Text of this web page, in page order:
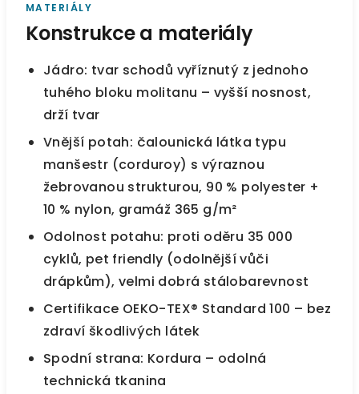
MATERIÁLY
Konstrukce a materiály
Jádro: tvar schodů vyříznutý z jednoho
tuhého bloku molitanu – vyšší nosnost,
drží tvar
Vnější potah: čalounická látka typu
manšestr (corduroy) s výraznou
žebrovanou strukturou, 90 % polyester +
10 % nylon, gramáž 365 g/m²
Odolnost potahu: proti oděru 35 000
cyklů, pet friendly (odolnější vůči
drápkům), velmi dobrá stálobarevnost
Certifikace OEKO-TEX® Standard 100 – bez
zdraví škodlivých látek
Spodní strana: Kordura – odolná
technická tkanina